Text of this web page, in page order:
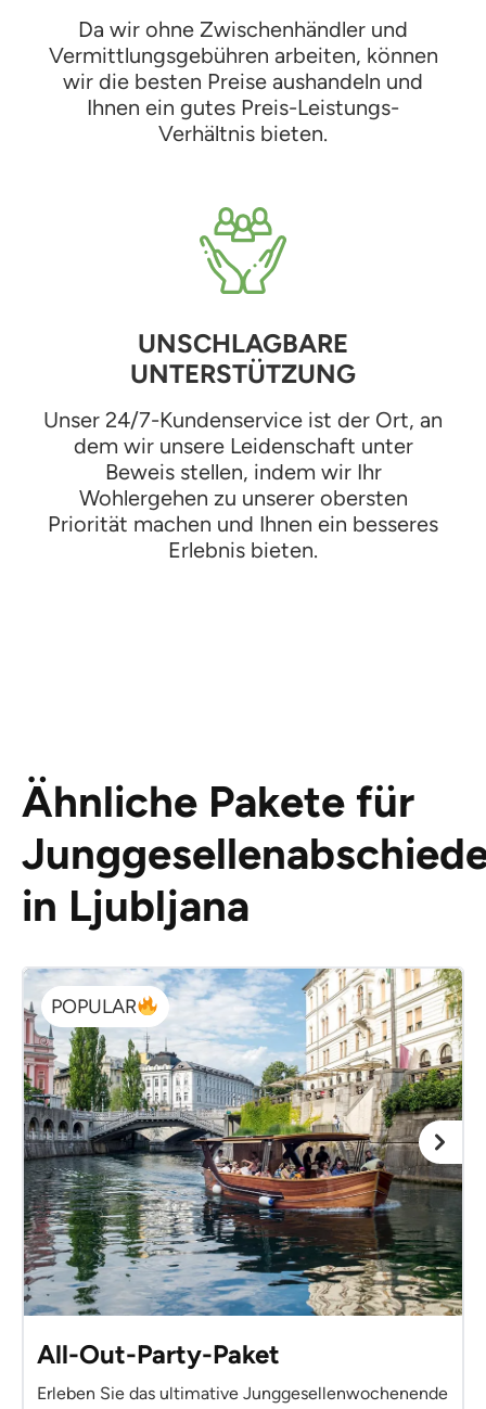
Da wir ohne Zwischenhändler und
Vermittlungsgebühren arbeiten, können
wir die besten Preise aushandeln und
Ihnen ein gutes Preis-Leistungs-
Verhältnis bieten.
UNSCHLAGBARE
UNTERSTÜTZUNG
Unser 24/7-Kundenservice ist der Ort, an
dem wir unsere Leidenschaft unter
Beweis stellen, indem wir Ihr
Wohlergehen zu unserer obersten
Priorität machen und Ihnen ein besseres
Erlebnis bieten.
Ähnliche Pakete für
in Ljubljana
POPULAR
All-Out-Party-Paket
Erleben Sie das ultimative Junggesellenwochenende